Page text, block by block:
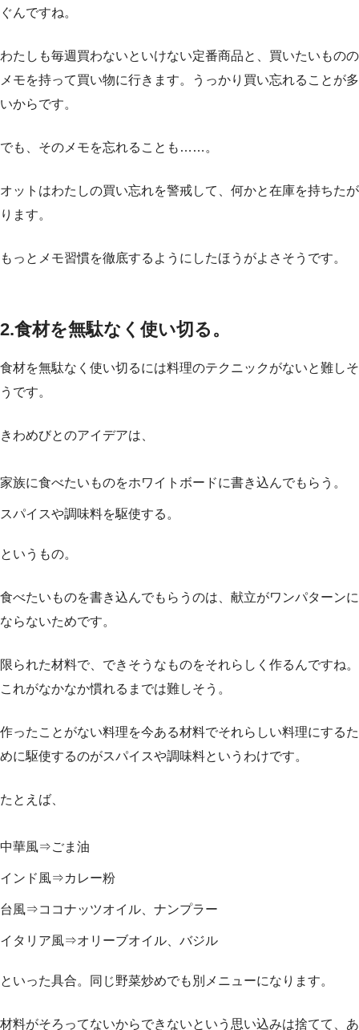
ぐんですね。
わたしも毎週買わないといけない定番商品と、買いたいものの
メモを持って買い物に行きます。うっかり買い忘れることが多
いからです。
でも、そのメモを忘れることも……。
オットはわたしの買い忘れを警戒して、何かと在庫を持ちたが
ります。
もっとメモ習慣を徹底するようにしたほうがよさそうです。
2.食材を無駄なく使い切る。
食材を無駄なく使い切るには料理のテクニックがないと難しそ
うです。
きわめびとのアイデアは、
家族に食べたいものをホワイトボードに書き込んでもらう。
スパイスや調味料を駆使する。
というもの。
食べたいものを書き込んでもらうのは、献立がワンパターンに
ならないためです。
限られた材料で、できそうなものをそれらしく作るんですね。
これがなかなか慣れるまでは難しそう。
作ったことがない料理を今ある材料でそれらしい料理にするた
めに駆使するのがスパイスや調味料というわけです。
たとえば、
中華風⇒ごま油
インド風⇒カレー粉
台風⇒ココナッツオイル、ナンプラー
イタリア風⇒オリーブオイル、バジル
といった具合。同じ野菜炒めでも別メニューになります。
材料がそろってないからできないという思い込みは捨てて、あ